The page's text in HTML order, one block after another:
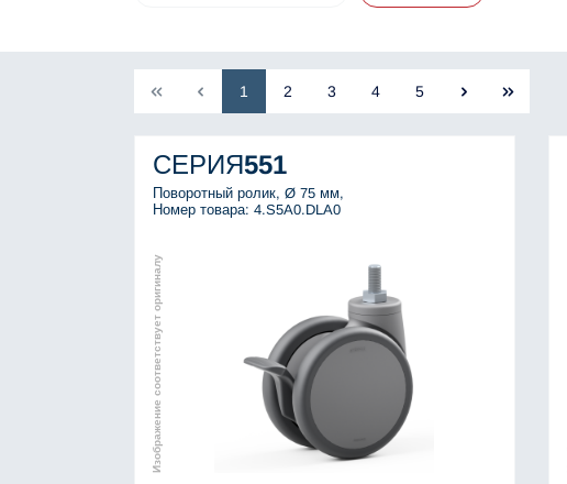
1 2 3 4 5
СЕРИЯ551
Поворотный ролик, Ø 75 мм,
Номер товара: 4.S5A0.DLA0
Изображение соответствует оригиналу